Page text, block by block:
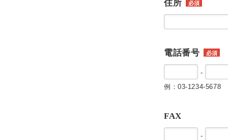
住所 必須
電話番号 必須
-
例：03-1234-5678
FAX
-